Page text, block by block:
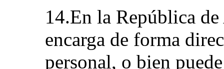
14.En la República
encarga de forma
personal, o bien